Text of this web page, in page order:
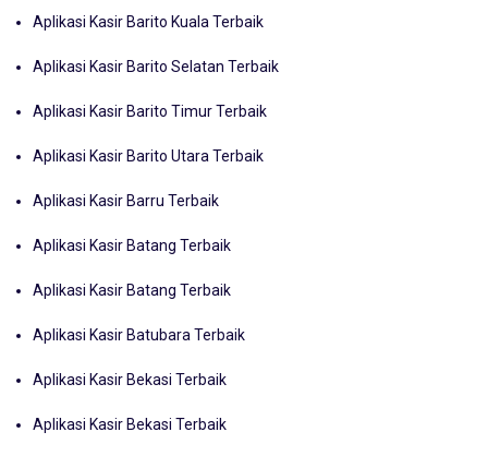
Aplikasi Kasir Barito Kuala Terbaik
Aplikasi Kasir Barito Selatan Terbaik
Aplikasi Kasir Barito Timur Terbaik
Aplikasi Kasir Barito Utara Terbaik
Aplikasi Kasir Barru Terbaik
Aplikasi Kasir Batang Terbaik
Aplikasi Kasir Batang Terbaik
Aplikasi Kasir Batubara Terbaik
Aplikasi Kasir Bekasi Terbaik
Aplikasi Kasir Bekasi Terbaik